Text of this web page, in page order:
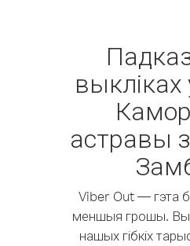
выкліках
астравы
Viber Out — гэта
меншыя грошы.
нашых гібкіх